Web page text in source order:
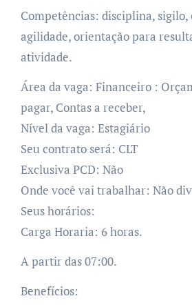
Competências: disciplina, sigilo,
agilidade, orientação para
atividade.
Área da vaga: Financeiro :
pagar, Contas a receber,
Nível da vaga: Estagiário
Seu contrato será: CLT
Exclusiva PCD: Não
Onde você vai trabalhar: Não
Seus horários:
Carga Horaria: 6 horas.
A partir das 07:00.
Benefícios: